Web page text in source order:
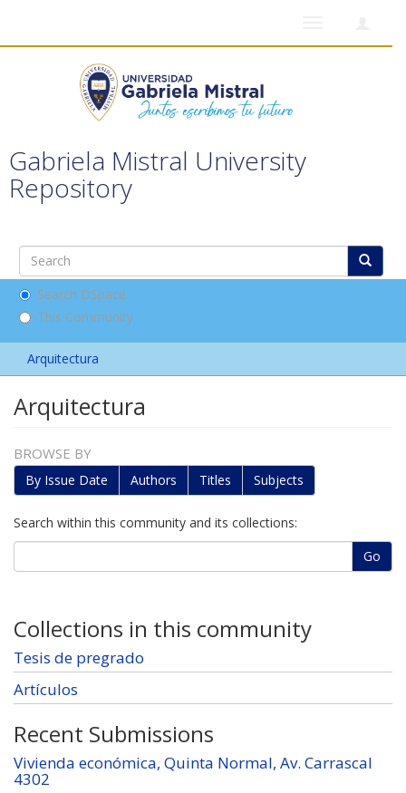
Gabriela Mistral University
Repository
Search DSpace
This Community
Arquitectura
Arquitectura
BROWSE BY
By Issue Date Authors Titles Subjects
Search within this community and its collections:
Go
Collections in this community
Tesis de pregrado
Artículos
Recent Submissions
Vivienda económica, Quinta Normal, Av. Carrascal
4302